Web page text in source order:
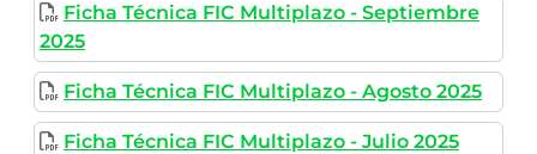
Ficha Técnica FIC Multiplazo - Septiembre
2025
Ficha Técnica FIC Multiplazo - Agosto 2025
Ficha Técnica FIC Multiplazo - Julio 2025